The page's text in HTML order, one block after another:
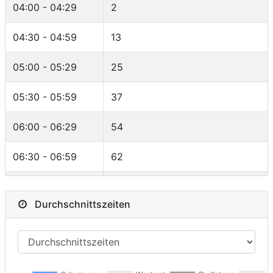
Canada 4
Israel 3
Argentina 3
Switzerland 3
Ireland 2
Armenia 2
Austria
Venezuela,
Bolivarian
1
MRELAY 15
M60-64 14
F30-34 10
RELAY 8
F35-39 7
FPRO 6
F40-44 6
F25-29 5
04:00 - 04:29 2
04:30 - 04:59 13
05:00 - 05:29 25
05:30 - 05:59 37
06:00 - 06:29 54
06:30 - 06:59 62
07:30 - 07:59 38
08:00 - 08:29 24
Durchschnittszeiten